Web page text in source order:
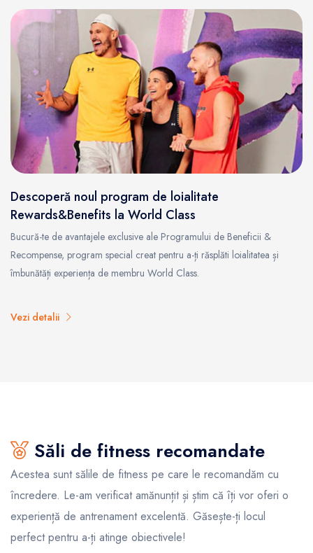
Descoperă noul program de loialitate
Rewards&Benefits la World Class
Bucură-te de avantajele exclusive ale Programului de Beneficii &
Recompense, program special creat pentru a-ți răsplăti loialitatea și
îmbunătăți experiența de membru World Class.
Vezi detalii
Săli de fitness recomandate
Acestea sunt sălile de fitness pe care le recomandăm cu
încredere. Le-am verificat amănunțit și știm că îți vor oferi o
experiență de antrenament excelentă. Găsește-ți locul
perfect pentru a-ți atinge obiectivele!